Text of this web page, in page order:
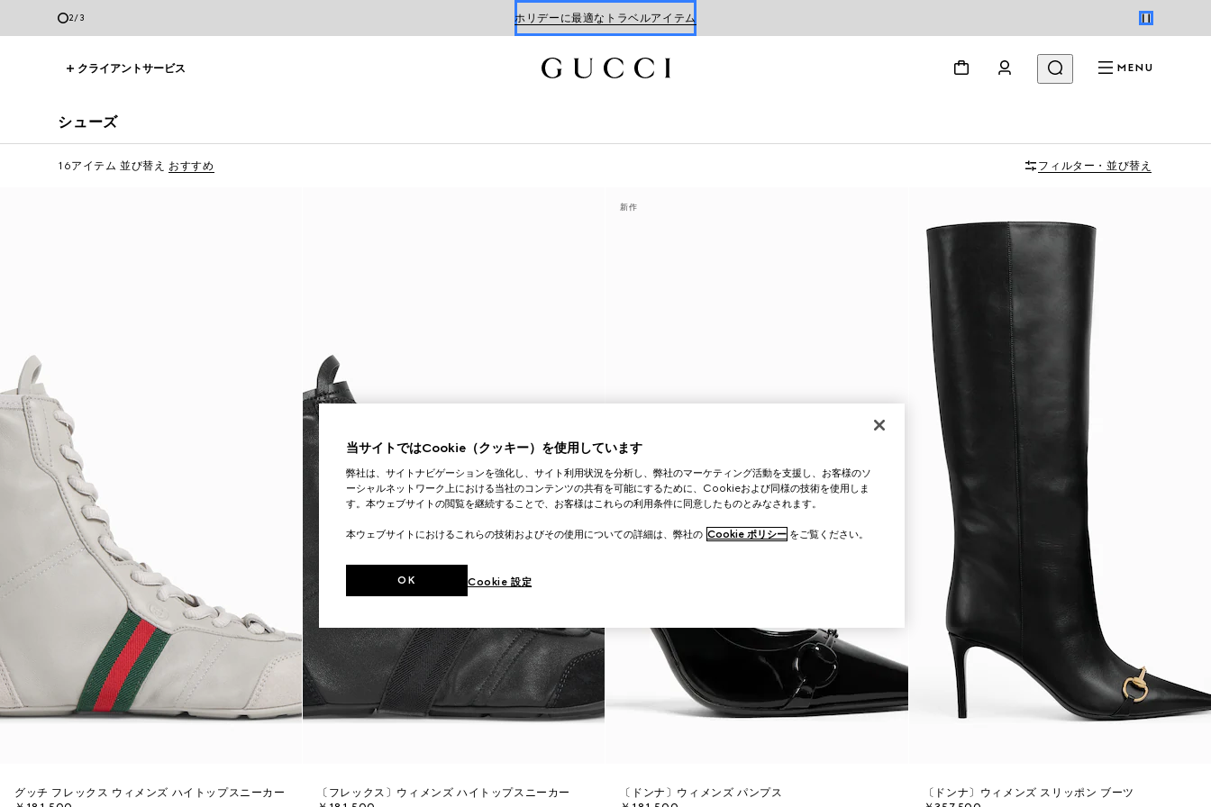
2/3 ホリデーに最適なトラベルアイテム
クライアントサービス MENU
シューズ
16アイテム 並び替え おすすめ フィルター・並び替え
グッチ フレックス ウィメンズ ハイトップスニーカー
〔フレックス〕ウィメンズ ハイトップスニーカー
新作
〔ドンナ〕ウィメンズ パンプス
〔ドンナ〕ウィメンズ スリッポン ブーツ
当サイトではCookie（クッキー）を使用しています
弊社は、サイトナビゲーションを強化し、サイト利用状況を分析し、弊社のマーケティング活動を支援し、お客様のソ
ーシャルネットワーク上における当社のコンテンツの共有を可能にするために、Cookieおよび同様の技術を使用しま
す。本ウェブサイトの閲覧を継続することで、お客様はこれらの利用条件に同意したものとみなされます。
本ウェブサイトにおけるこれらの技術およびその使用についての詳細は、弊社の Cookie ポリシー をご覧ください。
Cookie 設定
OK